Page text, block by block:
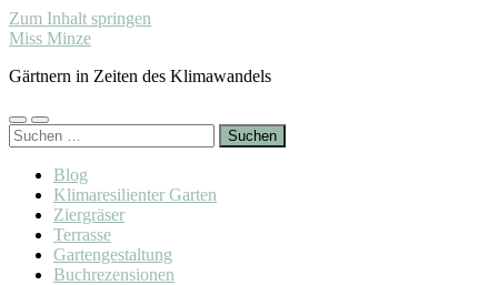
Zum Inhalt springen
Miss Minze
Gärtnern in Zeiten des Klimawandels
Mobile-
Menü
Suchfeld
ein-/ausblenden
Suchen
nach:
Blog
Klimaresilienter Garten
Ziergräser
Terrasse
Gartengestaltung
Buchrezensionen